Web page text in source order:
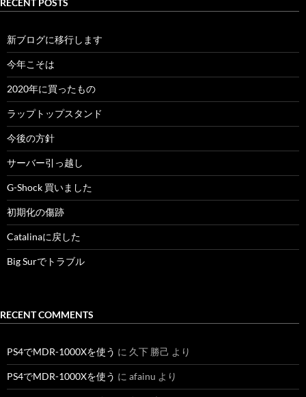
RECENT POSTS
新ブログに移行します
今年こそは
2020年に買ったもの
ラップトップスタンド
今後の方針
サーバー引っ越し
G-Shock 買いました
初期化の傷跡
Catalinaに戻した
Big Surでトラブル
RECENT COMMENTS
PS4でMDR-1000Xを使う に 久下 勝己 より
PS4でMDR-1000Xを使う に afainu より